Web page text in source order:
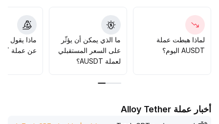
لماذا هبطت عملة
AUSDT اليوم؟
ما الذي يمكن أن يؤثّر
على السعر المستقبلي
لعملة AUSDT؟
ماذا يقول
عن عملة AUSDT؟
أخبار عملة Alloy Tether